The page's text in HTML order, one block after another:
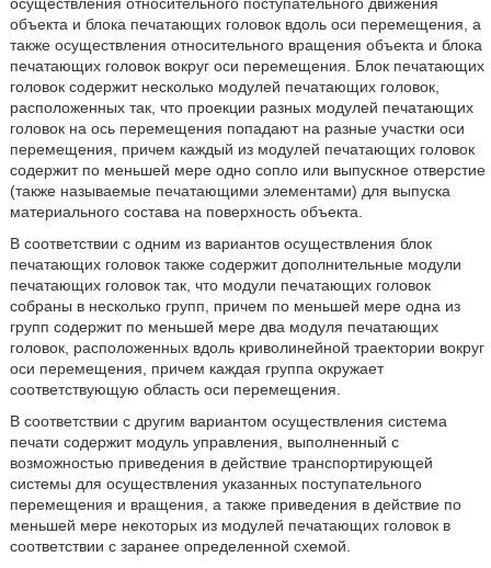
объекта и блока печатающих головок вдоль оси перемещения, а
также осуществления относительного вращения объекта и блока
печатающих головок вокруг оси перемещения. Блок печатающих
головок содержит несколько модулей печатающих головок,
расположенных так, что проекции разных модулей печатающих
головок на ось перемещения попадают на разные участки оси
перемещения, причем каждый из модулей печатающих головок
содержит по меньшей мере одно сопло или выпускное отверстие
(также называемые печатающими элементами) для выпуска
материального состава на поверхность объекта.
В соответствии с одним из вариантов осуществления блок
печатающих головок также содержит дополнительные модули
печатающих головок так, что модули печатающих головок
собраны в несколько групп, причем по меньшей мере одна из
групп содержит по меньшей мере два модуля печатающих
головок, расположенных вдоль криволинейной траектории вокруг
оси перемещения, причем каждая группа окружает
соответствующую область оси перемещения.
В соответствии с другим вариантом осуществления система
печати содержит модуль управления, выполненный с
возможностью приведения в действие транспортирующей
системы для осуществления указанных поступательного
перемещения и вращения, а также приведения в действие по
меньшей мере некоторых из модулей печатающих головок в
соответствии с заранее определенной схемой.